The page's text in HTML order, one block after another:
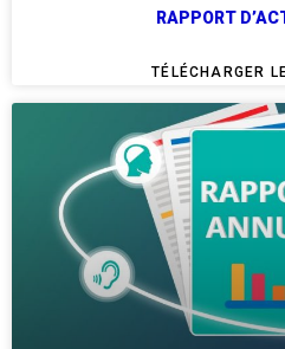
RAPPORT
TÉLÉCHARGER